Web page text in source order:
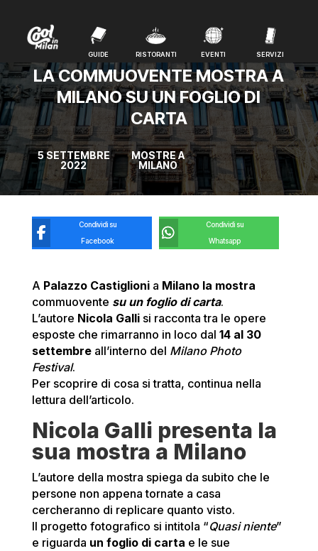
GUIDE RISTORANTI EVENTI SERVIZI
GUIDE RISTORANTI EVENTI SERVIZI
LA COMMUOVENTE MOSTRA A
MILANO SU UN FOGLIO DI
CARTA
5 SETTEMBRE
2022
MOSTRE A
MILANO
Condividi su
Facebook
Condividi su
Whatsapp
A Palazzo Castiglionia Milano la mostra
commuovente su un foglio di carta.
L’autore Nicola Gallisi racconta tra le opere
esposte che rimarranno in loco dal 14 al 30
settembreall’interno del Milano Photo
Festival.
Per scoprire di cosa si tratta, continua nella
lettura dell’articolo.
Nicola Galli presenta la
sua mostra a Milano
L’autore della mostra spiega da subito che le
persone non appena tornate a casa
cercheranno di replicare quanto visto.
Il progetto fotografico si intitola “Quasi niente”
e riguarda un foglio di carta e le sue